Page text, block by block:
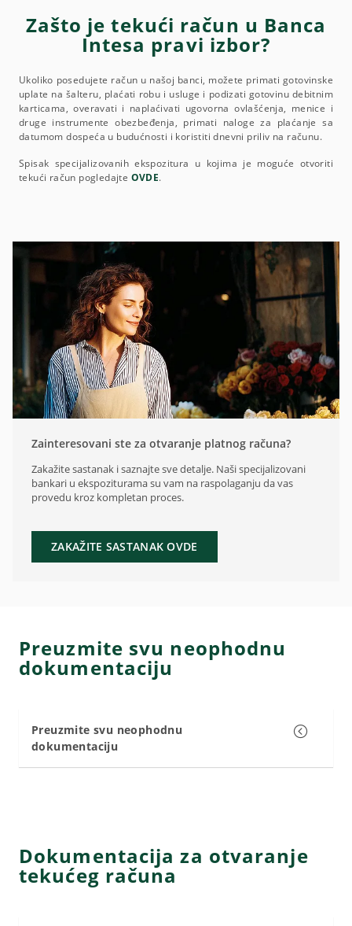
Zašto je tekući račun u Banca
Intesa pravi izbor?
Ukoliko posedujete račun u našoj banci, možete primati gotovinske
uplate na šalteru, plaćati robu i usluge i podizati gotovinu debitnim
karticama, overavati i naplaćivati ugovorna ovlašćenja, menice i
druge instrumente obezbeđenja, primati naloge za plaćanje sa
datumom dospeća u budućnosti i koristiti dnevni priliv na računu.
Spisak specijalizovanih ekspozitura u kojima je moguće otvoriti
tekući račun pogledajte OVDE.
Zainteresovani ste za otvaranje platnog računa?
Zakažite sastanak i saznajte sve detalje. Naši specijalizovani
bankari u ekspoziturama su vam na raspolaganju da vas
provedu kroz kompletan proces.
ZAKAŽITE SASTANAK OVDE
Preuzmite svu neophodnu
dokumentaciju
Preuzmite svu neophodnu
dokumentaciju
Dokumentacija za otvaranje
tekućeg računa